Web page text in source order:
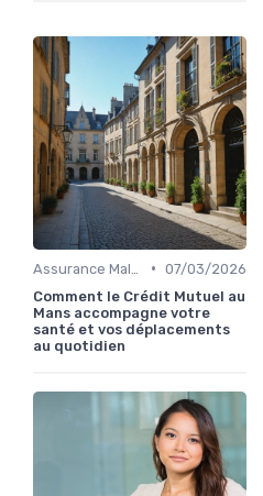
• 07/03/2026
Comment le Crédit Mutuel au
Mans accompagne votre
santé et vos déplacements
au quotidien